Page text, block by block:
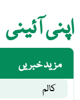
اپنی آئینی
مزید خبریں
کالم